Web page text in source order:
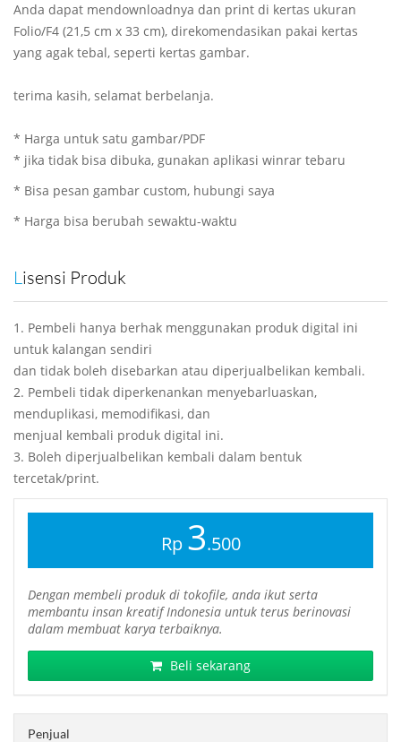
Anda dapat mendownloadnya dan print di kertas ukuran
Folio/F4 (21,5 cm x 33 cm), direkomendasikan pakai kertas
yang agak tebal, seperti kertas gambar.
terima kasih, selamat berbelanja.
* Harga untuk satu gambar/PDF
* jika tidak bisa dibuka, gunakan aplikasi winrar tebaru
* Bisa pesan gambar custom, hubungi saya
* Harga bisa berubah sewaktu-waktu
Lisensi Produk
1. Pembeli hanya berhak menggunakan produk digital ini
untuk kalangan sendiri
dan tidak boleh disebarkan atau diperjualbelikan kembali.
2. Pembeli tidak diperkenankan menyebarluaskan,
menduplikasi, memodifikasi, dan
menjual kembali produk digital ini.
3. Boleh diperjualbelikan kembali dalam bentuk
tercetak/print.
Rp 3.500
Dengan membeli produk di tokofile, anda ikut serta
membantu insan kreatif Indonesia untuk terus berinovasi
dalam membuat karya terbaiknya.
Beli sekarang
Penjual